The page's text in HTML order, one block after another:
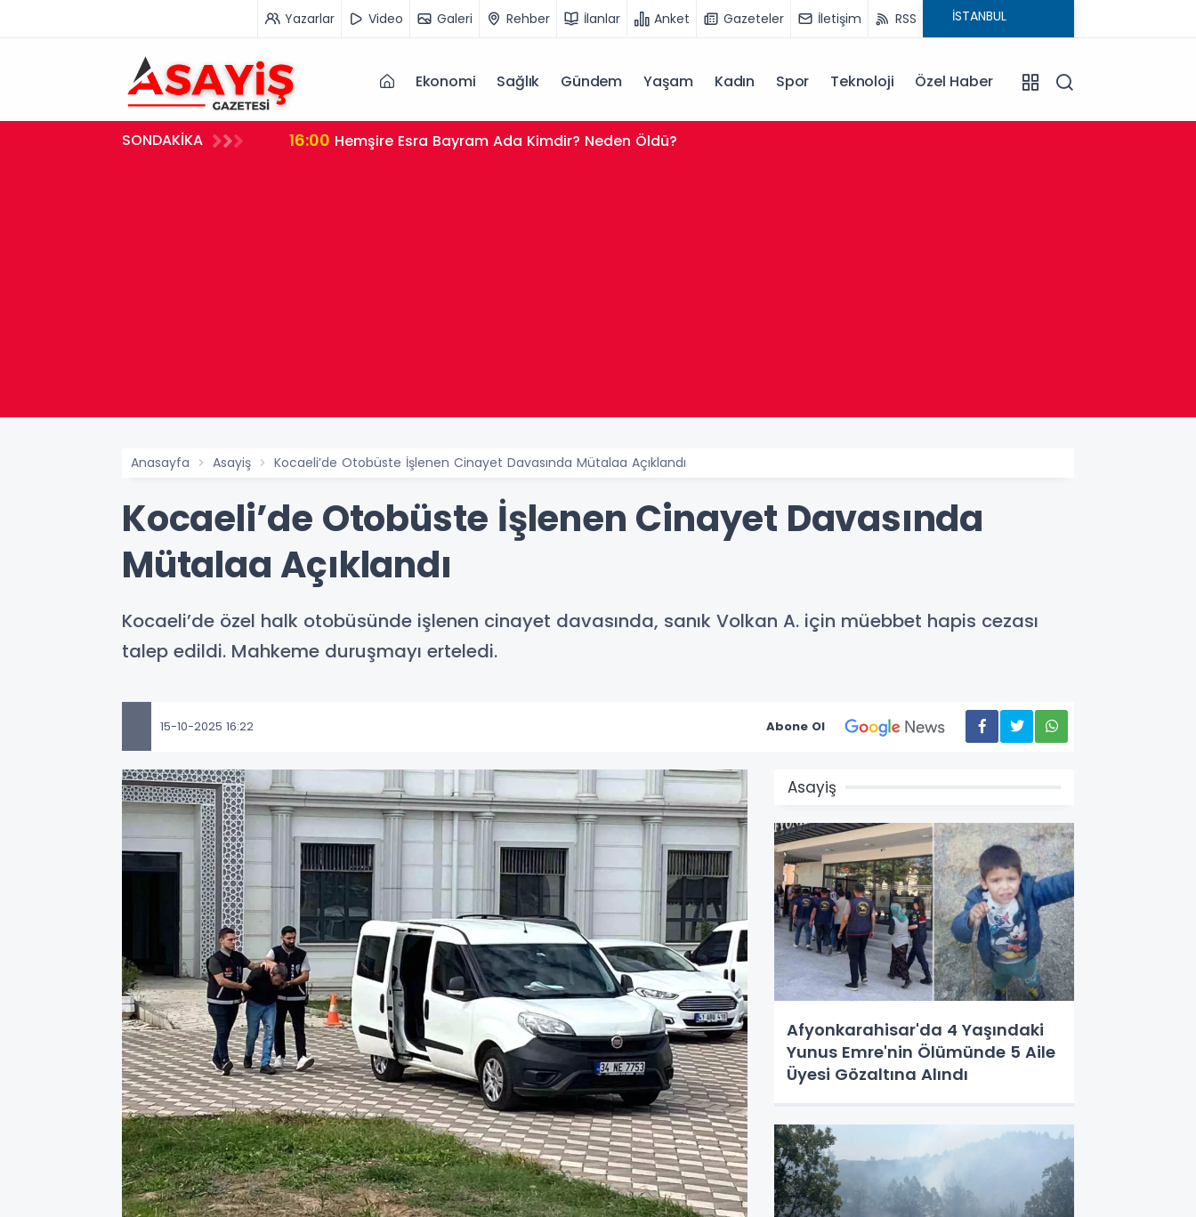
Yazarlar Video Galeri Rehber İlanlar Anket Gazeteler İletişim RSS
Ekonomi Sağlık Gündem Yaşam Kadın Spor Teknoloji Özel Haber
SONDAKİKA 16:00 Hemşire Esra Bayram Ada Kimdir? Neden Öldü?
Anasayfa Asayiş Kocaeli’de Otobüste İşlenen Cinayet Davasında Mütalaa Açıklandı
Kocaeli’de Otobüste İşlenen Cinayet Davasında
Mütalaa Açıklandı
Kocaeli’de özel halk otobüsünde işlenen cinayet davasında, sanık Volkan A. için müebbet hapis cezası
talep edildi. Mahkeme duruşmayı erteledi.
15-10-2025 16:22 Abone Ol
Asayiş
Afyonkarahisar'da 4 Yaşındaki
Yunus Emre'nin Ölümünde 5 Aile
Üyesi Gözaltına Alındı